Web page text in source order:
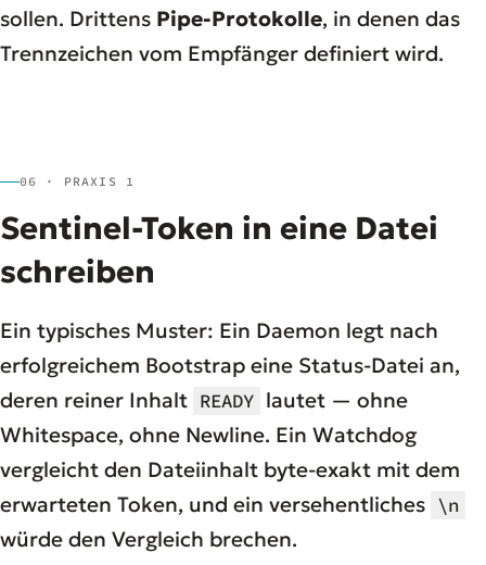
sollen. Drittens Pipe-Protokolle, in denen das
Trennzeichen vom Empfänger definiert wird.
06 · PRAXIS 1
Sentinel-Token in eine Datei
schreiben
Ein typisches Muster: Ein Daemon legt nach
erfolgreichem Bootstrap eine Status-Datei an,
deren reiner Inhalt READY lautet — ohne
Whitespace, ohne Newline. Ein Watchdog
vergleicht den Dateiinhalt byte-exakt mit dem
erwarteten Token, und ein versehentliches \n
würde den Vergleich brechen.